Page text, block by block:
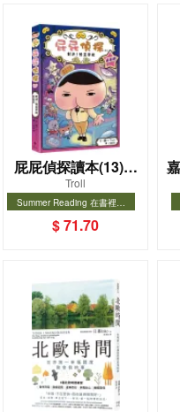
屁屁偵探讀本(13)－
－對決！怪盜學院
（星星篇）
Troll
Summer Reading 在書裡度
選圖書67折
暢銷
$ 71.70